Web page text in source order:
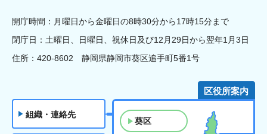
開庁時間：月曜日から金曜日の8時30分から17時15分まで
閉庁日：土曜日、日曜日、祝休日及び12月29日から翌年1月3日
住所：420-8602 静岡県静岡市葵区追手町5番1号
組織・連絡先
区役所案内
葵区